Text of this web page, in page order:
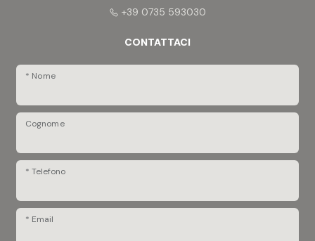
+39 0735 593030
CONTATTACI
* Nome
Cognome
* Telefono
* Email